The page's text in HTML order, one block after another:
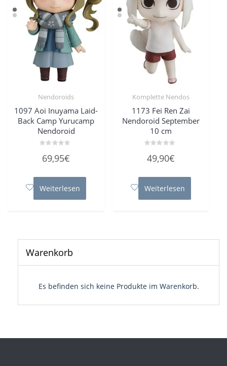
Nendoroids
1097 Aoi Inuyama Laid-
Back Camp Yurucamp
Nendoroid
mit
5
69,95€
Weiterlesen
Komplette Nendos
1173 Fei Ren Zai
Nendoroid September
10 cm
mit
5
49,90€
Weiterlesen
Warenkorb
Es befinden sich keine Produkte im Warenkorb.